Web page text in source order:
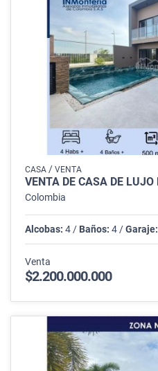
CASA / VENTA
Colombia
Alcobas: 4 / Baños: 4 /Garaje:
Venta
$2.200.000.000